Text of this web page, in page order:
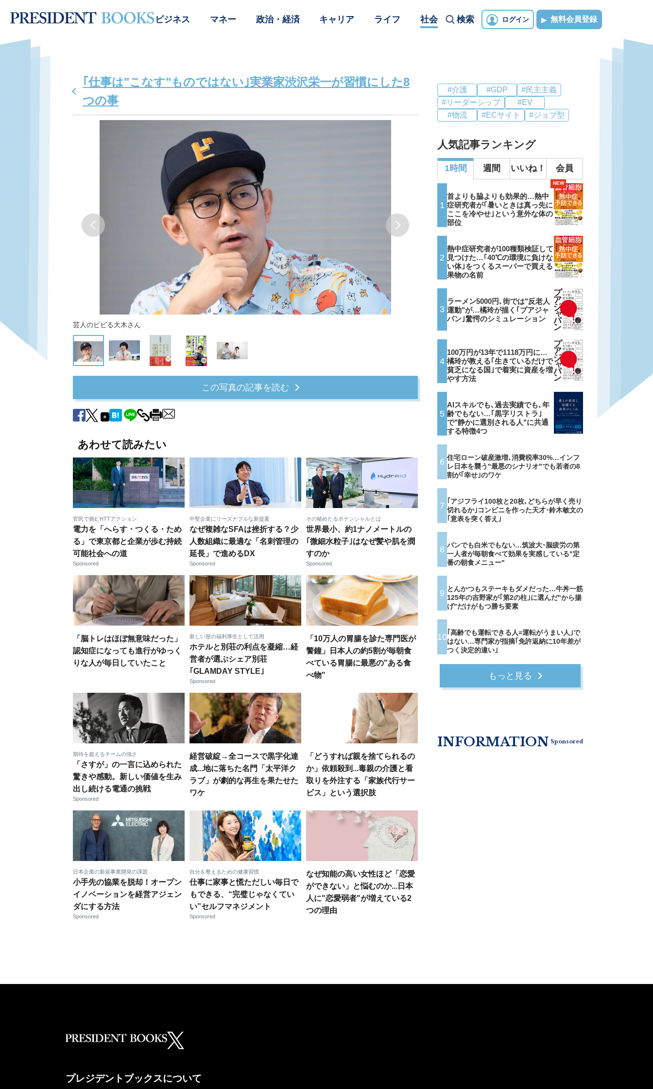
ビジネス マネー 政治・経済 キャリア ライフ 社会 検索 ログイン 無料会員登録
｢仕事は"こなす"ものではない｣実業家渋沢栄一が習慣にした8
つの事
芸人のビビる大木さん
この写真の記事を読む
#
あわせて読みたい
官民で挑むHTTアクション
電力を「へらす・つくる・ため
る」で東京都と企業が歩む持続
可能社会への道
Sponsored
中堅企業にリーズナブルな新提案
なぜ複雑なSFAは挫折する？少
人数組織に最適な「名刺管理の
延長」で進めるDX
Sponsored
その秘めたるポテンシャルとは
世界最小、約1ナノメートルの
｢微細水粒子｣はなぜ髪や肌を潤
すのか
Sponsored
「脳トレはほぼ無意味だった」
認知症になっても進行がゆっく
りな人が毎日していたこと
新しい形の福利厚生として活用
ホテルと別荘の利点を凝縮…経
営者が選ぶシェア別荘
｢GLAMDAY STYLE｣
Sponsored
「10万人の胃腸を診た専門医が
警鐘」日本人の約5割が毎朝食
べている胃腸に最悪の"ある食
べ物"
期待を超えるチームの強さ
「さすが」の一言に込められた
驚きや感動。新しい価値を生み
出し続ける電通の挑戦
Sponsored
経営破綻→全コースで黒字化達
成...地に落ちた名門「太平洋ク
ラブ」が劇的な再生を果たせた
ワケ
「どうすれば親を捨てられるの
か」依頼殺到...毒親の介護と看
取りを外注する「家族代行サー
ビス」という選択肢
日本企業の新規事業開発の課題
小手先の協業を脱却！オープン
イノベーションを経営アジェン
ダにする方法
Sponsored
自分を整えるための健康習慣
仕事に家事と慌ただしい毎日で
もできる、“完璧じゃなくてい
い”セルフマネジメント
Sponsored
なぜ知能の高い女性ほど「恋愛
ができない」と悩むのか...日本
人に"恋愛弱者"が増えている2
つの理由
#介護 #GDP
#民主主義
#リーダーシップ
#EV
#物流
#ECサイト #ジョブ型
人気記事ランキング
1時間 週間 いいね！ 会員
1
首よりも脇よりも効果的…熱中
症研究者が｢暑いときは真っ先に
ここを冷やせ｣という意外な体の
部位
NEW
2
熱中症研究者が100種類検証して
見つけた…｢40℃の環境に負けな
い体｣をつくるスーパーで買える
果物の名前
3
ラーメン5000円､街では"反老人
運動"が…橘玲が描く｢プアジャ
パン｣驚愕のシミュレーション
4
100万円が13年で1118万円に…
橘玲が教える｢生きているだけで
貧乏になる国｣で着実に資産を増
やす方法
5
AIスキルでも､過去実績でも､年
齢でもない…｢黒字リストラ｣
で"静かに選別される人"に共通
する特徴4つ
6 住宅ローン破産激増､消費税率30%…インフ
レ日本を襲う"最悪のシナリオ"でも若者の8
割が｢幸せ｣のワケ
7 ｢アジフライ100枚と20枚､どちらが早く売り
切れるか｣コンビニを作った天才･鈴木敏文の
｢意表を突く答え｣
8 パンでも白米でもない…筑波大･脳疲労の第
一人者が毎朝食べて効果を実感している"定
番の朝食メニュー"
9 とんかつもステーキもダメだった…牛丼一筋
125年の吉野家が｢第2の柱｣に選んだ"から揚
げ"だけがもつ勝ち要素
10｢高齢でも運転できる人=運転がうまい人｣で
はない…専門家が指摘｢免許返納に10年差が
つく決定的違い｣
もっと見る
INFORMATION Sponsored
プレジデントブックスについて